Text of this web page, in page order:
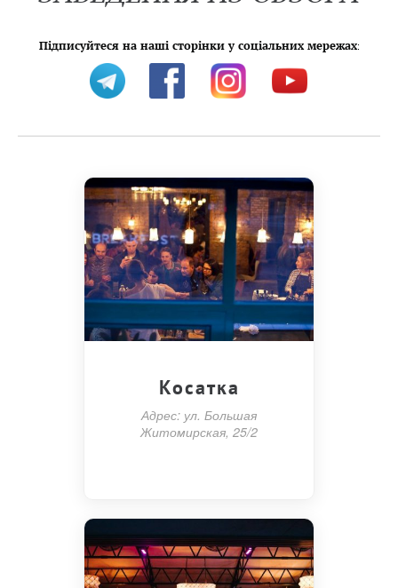
Підписуйтеся на наші сторінки у соціальних мережах:
Косатка
Адрес: ул. Большая
Житомирская, 25/2